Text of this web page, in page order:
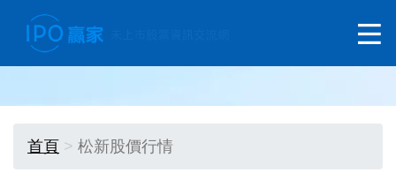
首頁 松新股價行情